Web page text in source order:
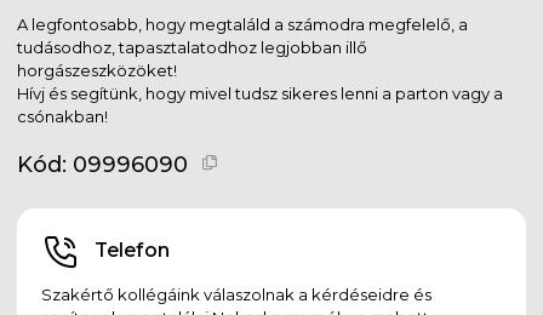
A legfontosabb, hogy megtaláld a számodra megfelelő, a
tudásodhoz, tapasztalatodhoz legjobban illő
horgászeszközöket!
Hívj és segítünk, hogy mivel tudsz sikeres lenni a parton vagy a
csónakban!
Kód: 09996090
Telefon
Szakértő kollégáink válaszolnak a kérdéseidre és